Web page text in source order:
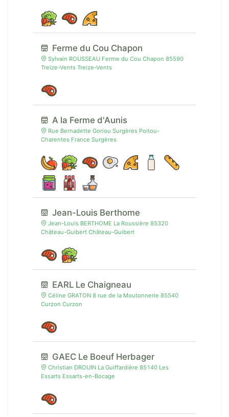
Ferme du Cou Chapon
Sylvain ROUSSEAU Ferme du Cou Chapon 85590
Treize-Vents Treize-Vents
A la Ferme d'Aunis
Rue Bernadette Goriou Surgères Poitou-
Charentes France Surgères
Jean-Louis Berthome
Jean-Louis BERTHOME La Roussière 85320
Château-Guibert Château-Guibert
EARL Le Chaigneau
Céline GRATON 8 rue de la Moutonnerie 85540
Curzon Curzon
GAEC Le Boeuf Herbager
Christian DROUIN La Guiffardière 85140 Les
Essarts Essarts-en-Bocage